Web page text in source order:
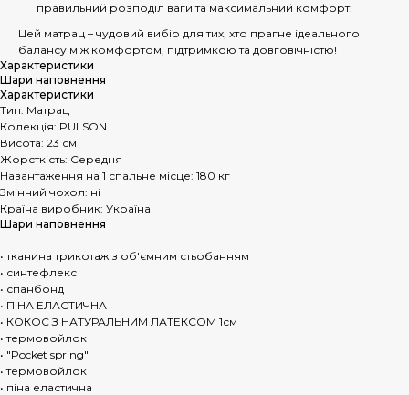
правильний розподіл ваги та максимальний комфорт.
Цей матрац – чудовий вибір для тих, хто прагне ідеального
балансу між комфортом, підтримкою та довговічністю!
Характеристики
Шари наповнення
Характеристики
Тип: Матрац
Колекція: PULSON
Висота: 23 см
Жорсткість: Середня
Навантаження на 1 спальне місце: 180 кг
Змінний чохол: ні
Країна виробник: Україна
Шари наповнення
• тканина трикотаж з об'ємним стьобанням
• синтефлекс
• спанбонд
• ПІНА ЕЛАСТИЧНА
• КОКОС З НАТУРАЛЬНИМ ЛАТЕКСОМ 1см
• термовойлок
• "Pocket spring"
• термовойлок
• піна еластична